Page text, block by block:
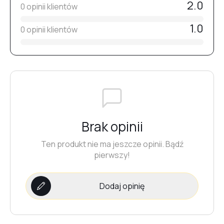
0 opinii klientów 2.0
0 opinii klientów 1.0
Brak opinii
Ten produkt nie ma jeszcze opinii. Bądź
pierwszy!
Dodaj opinię